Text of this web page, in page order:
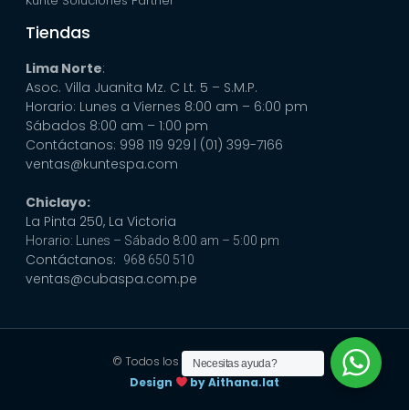
Tiendas
Lima Norte:
Asoc. Villa Juanita Mz. C Lt. 5 – S.M.P.
Horario: Lunes a Viernes 8:00 am – 6:00 pm
Sábados 8:00 am – 1:00 pm
Contáctanos: 998 119 929 | (01) 399-7166
ventas@kuntespa.com
Chiclayo:
La Pinta 250, La Victoria
Horario: Lunes – Sábado 8:00 am – 5:00 pm
Contáctanos: 968 650 510
ventas@cubaspa.com.pe
© Todos los derechos reservados
Design
by Aithana.lat
Necesitas ayuda?